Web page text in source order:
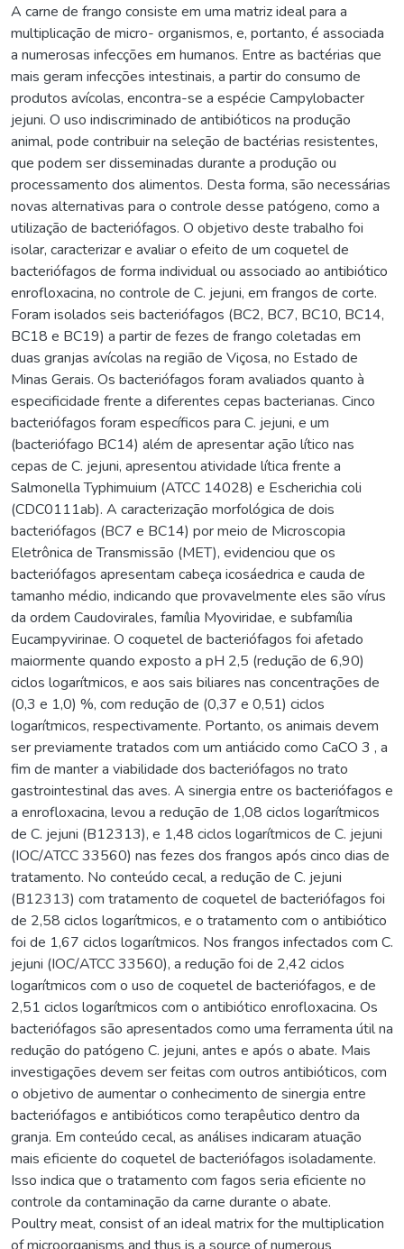
A carne de frango consiste em uma matriz ideal para a
multiplicação de micro- organismos, e, portanto, é associada
a numerosas infecções em humanos. Entre as bactérias que
mais geram infecções intestinais, a partir do consumo de
produtos avícolas, encontra-se a espécie Campylobacter
jejuni. O uso indiscriminado de antibióticos na produção
animal, pode contribuir na seleção de bactérias resistentes,
que podem ser disseminadas durante a produção ou
processamento dos alimentos. Desta forma, são necessárias
novas alternativas para o controle desse patógeno, como a
utilização de bacteriófagos. O objetivo deste trabalho foi
isolar, caracterizar e avaliar o efeito de um coquetel de
bacteriófagos de forma individual ou associado ao antibiótico
enrofloxacina, no controle de C. jejuni, em frangos de corte.
Foram isolados seis bacteriófagos (BC2, BC7, BC10, BC14,
BC18 e BC19) a partir de fezes de frango coletadas em
duas granjas avícolas na região de Viçosa, no Estado de
Minas Gerais. Os bacteriófagos foram avaliados quanto à
especificidade frente a diferentes cepas bacterianas. Cinco
bacteriófagos foram específicos para C. jejuni, e um
(bacteriófago BC14) além de apresentar ação lítico nas
cepas de C. jejuni, apresentou atividade lítica frente a
Salmonella Typhimuium (ATCC 14028) e Escherichia coli
(CDC0111ab). A caracterização morfológica de dois
bacteriófagos (BC7 e BC14) por meio de Microscopia
Eletrônica de Transmissão (MET), evidenciou que os
bacteriófagos apresentam cabeça icosáedrica e cauda de
tamanho médio, indicando que provavelmente eles são vírus
da ordem Caudovirales, família Myoviridae, e subfamília
Eucampyvirinae. O coquetel de bacteriófagos foi afetado
maiormente quando exposto a pH 2,5 (redução de 6,90)
ciclos logarítmicos, e aos sais biliares nas concentrações de
(0,3 e 1,0) %, com redução de (0,37 e 0,51) ciclos
logarítmicos, respectivamente. Portanto, os animais devem
ser previamente tratados com um antiácido como CaCO 3 , a
fim de manter a viabilidade dos bacteriófagos no trato
gastrointestinal das aves. A sinergia entre os bacteriófagos e
a enrofloxacina, levou a redução de 1,08 ciclos logarítmicos
de C. jejuni (B12313), e 1,48 ciclos logarítmicos de C. jejuni
(IOC/ATCC 33560) nas fezes dos frangos após cinco dias de
tratamento. No conteúdo cecal, a redução de C. jejuni
(B12313) com tratamento de coquetel de bacteriófagos foi
de 2,58 ciclos logarítmicos, e o tratamento com o antibiótico
foi de 1,67 ciclos logarítmicos. Nos frangos infectados com C.
jejuni (IOC/ATCC 33560), a redução foi de 2,42 ciclos
logarítmicos com o uso de coquetel de bacteriófagos, e de
2,51 ciclos logarítmicos com o antibiótico enrofloxacina. Os
bacteriófagos são apresentados como uma ferramenta útil na
redução do patógeno C. jejuni, antes e após o abate. Mais
investigações devem ser feitas com outros antibióticos, com
o objetivo de aumentar o conhecimento de sinergia entre
bacteriófagos e antibióticos como terapêutico dentro da
granja. Em conteúdo cecal, as análises indicaram atuação
mais eficiente do coquetel de bacteriófagos isoladamente.
Isso indica que o tratamento com fagos seria eficiente no
controle da contaminação da carne durante o abate.
Poultry meat, consist of an ideal matrix for the multiplication